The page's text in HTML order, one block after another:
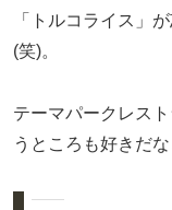
「トルコライス」
(笑)。
テーマパークレス
うところも好きだな